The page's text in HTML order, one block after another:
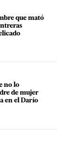
que mató
no lo
de mujer
en el Darío